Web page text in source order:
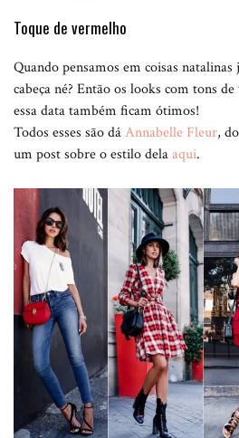
Toque de vermelho
Quando pensamos em coisas
cabeça né? Então os looks com tons
essa data também ficam ótimos!
Todos esses são dáAnnabelle Fleur,
um post sobre o estilo delaaqui.